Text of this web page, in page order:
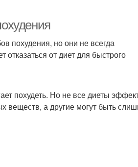
похудения, но они не всегда
от диет для быстрого
похудеть. Но не все диеты
веществ, а другие могут быть